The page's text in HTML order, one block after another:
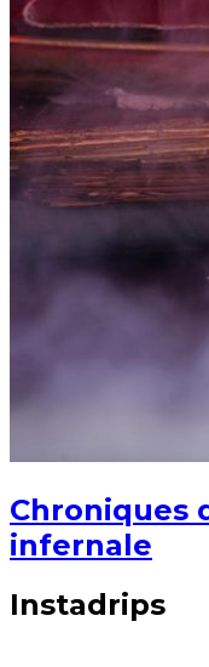
Chroniques
infernale
Instadrips